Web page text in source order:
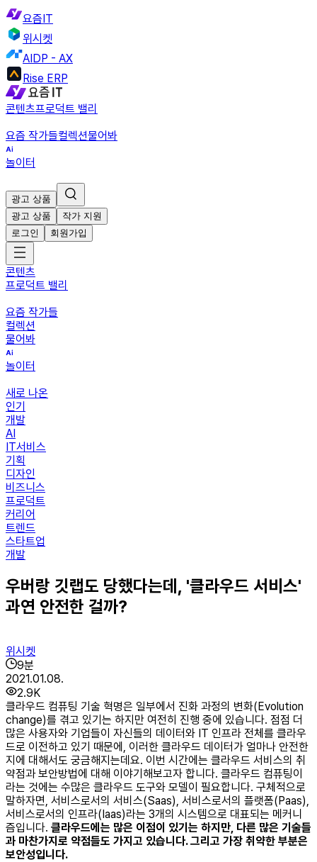
요즘IT
위시켓
AIDP - AX
Rise ERP
콘텐츠프로덕트 밸리
요즘 작가들컬렉션물어봐
놀이터
광고 상품
광고 상품
작가 지원
로그인
회원가입
콘텐츠
프로덕트 밸리
요즘 작가들
컬렉션
물어봐
놀이터
새로 나온
인기
개발
AI
IT서비스
기획
디자인
비즈니스
프로덕트
커리어
트렌드
스타트업
개발
우버랑 깃랩도 당했다는데, '클라우드 서비스'
과연 안전한 걸까?
위시켓
9분
2021.01.08.
2.9K
클라우드 컴퓨팅 기술 혁명은 일부에서 진화 과정의 변화(Evolution
change)를 겪고 있기는 하지만 여전히 진행 중에 있습니다. 점점 더
많은 사용자와 기업들이 자신들의 데이터와 IT 인프라 전체를 클라우
드로 이전하고 있기 때문에, 이러한 클라우드 데이터가 얼마나 안전한
지에 대해서도 궁금해지는데요. 이번 시간에는 클라우드 서비스의 취
약점과 보안방법에 대해 이야기해보고자 합니다. 클라우드 컴퓨팅이
라는 것에는 수많은 클라우드 도구와 모델이 필요합니다. 구체적으로
말하자면, 서비스로서의 서비스(Saas), 서비스로서의 플랫폼(Paas),
서비스로서의 인프라(Iaas)라는 3개의 시스템으로 대표되는 메커니
즘입니다. 클라우드에는 많은 이점이 있기는 하지만, 다른 많은 기술들
과 마찬가지로 약점들도 가지고 있습니다. 그리고 가장 취약한 부분은
보안성입니다.